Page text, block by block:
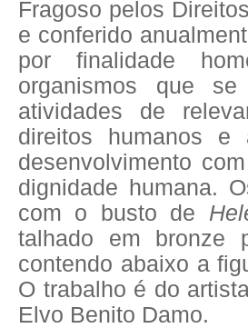
Fragoso pelos
e conferido
por finalidade
organismos que
atividades de
direitos humanos e
desenvolvimento
dignidade humana.
com o busto de
talhado em bronze
contendo abaixo a
O trabalho é do
Elvo Benito Damo.